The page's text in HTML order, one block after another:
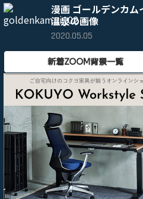
漫画 ゴールデンカム
温泉の画像
2020.05.05
新着ZOOM背景一覧